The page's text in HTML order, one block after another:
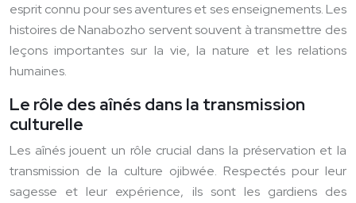
esprit connu pour ses aventures et ses enseignements. Les
histoires de Nanabozho servent souvent à transmettre des
leçons importantes sur la vie, la nature et les relations
humaines.
Le rôle des aînés dans la transmission
culturelle
Les aînés jouent un rôle crucial dans la préservation et la
transmission de la culture ojibwée. Respectés pour leur
sagesse et leur expérience, ils sont les gardiens des